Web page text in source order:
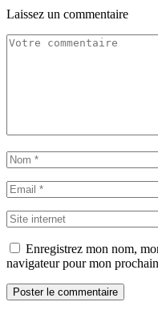
Laissez un commentaire
Enregistrez mon nom,
navigateur pour mon